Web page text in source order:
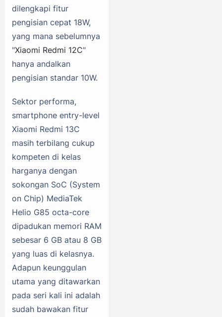
dilengkapi fitur
pengisian cepat 18W,
yang mana sebelumnya
"Xiaomi Redmi 12C"
hanya andalkan
pengisian standar 10W.
Sektor performa,
smartphone entry-level
Xiaomi Redmi 13C
masih terbilang cukup
kompeten di kelas
harganya dengan
sokongan SoC (System
on Chip) MediaTek
Helio G85 octa-core
dipadukan memori RAM
sebesar 6 GB atau 8 GB
yang luas di kelasnya.
Adapun keunggulan
utama yang ditawarkan
pada seri kali ini adalah
sudah bawakan fitur